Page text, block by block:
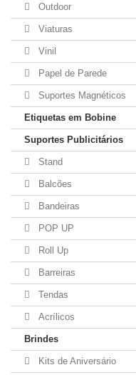
Outdoor
Viaturas
Vinil
Papel de Parede
Suportes Magnéticos
Etiquetas em Bobine
Suportes Publicitários
Stand
Balcões
Bandeiras
POP UP
Roll Up
Barreiras
Tendas
Acrílicos
Brindes
Kits de Aniversário